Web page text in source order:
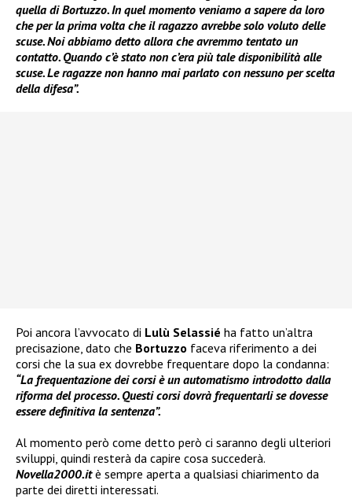
quella di Bortuzzo. In quel momento veniamo a sapere da loro
che per la prima volta che il ragazzo avrebbe solo voluto delle
scuse. Noi abbiamo detto allora che avremmo tentato un
contatto. Quando c’è stato non c’era più tale disponibilità alle
scuse. Le ragazze non hanno mai parlato con nessuno per scelta
della difesa”.
Poi ancora l’avvocato di Lulù Selassié ha fatto un’altra
precisazione, dato che Bortuzzo faceva riferimento a dei
corsi che la sua ex dovrebbe frequentare dopo la condanna:
“La frequentazione dei corsi è un automatismo introdotto dalla
riforma del processo. Questi corsi dovrà frequentarli se dovesse
essere definitiva la sentenza”.
Al momento però come detto però ci saranno degli ulteriori
sviluppi, quindi resterà da capire cosa succederà.
Novella2000.itè sempre aperta a qualsiasi chiarimento da
parte dei diretti interessati.